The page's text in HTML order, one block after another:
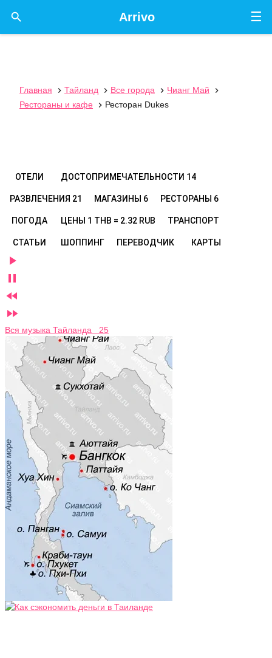
☰
Arrivo

Главная  Тайланд  Все города  Чианг Май

Рестораны и кафе
 Ресторан Dukes
ОТЕЛИ ДОСТОПРИМЕЧАТЕЛЬНОСТИ 14
РАЗВЛЕЧЕНИЯ 21 МАГАЗИНЫ 6 РЕСТОРАНЫ 6
ПОГОДА ЦЕНЫ 1 THB = 2.32 RUB ТРАНСПОРТ
СТАТЬИ ШОППИНГ ПЕРЕВОДЧИК КАРТЫ




Вся музыка Тайланда 25